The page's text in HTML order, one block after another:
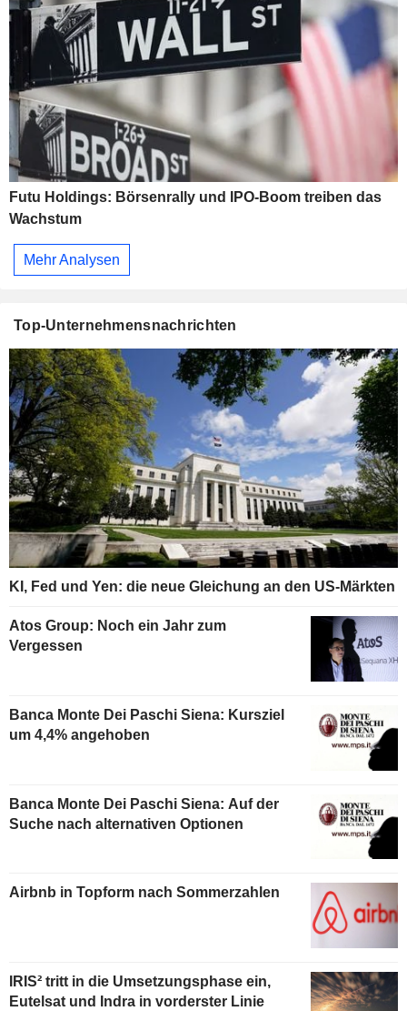
Futu Holdings: Börsenrally und IPO-Boom treiben das
Wachstum
Mehr Analysen
Top-Unternehmensnachrichten
KI, Fed und Yen: die neue Gleichung an den US-Märkten
Atos Group: Noch ein Jahr zum
Vergessen
Banca Monte Dei Paschi Siena: Kursziel
um 4,4% angehoben
Banca Monte Dei Paschi Siena: Auf der
Suche nach alternativen Optionen
Airbnb in Topform nach Sommerzahlen
IRIS² tritt in die Umsetzungsphase ein,
Eutelsat und Indra in vorderster Linie